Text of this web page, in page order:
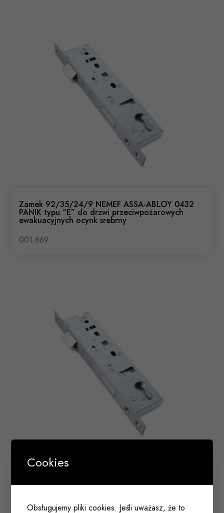
Zamek 92/35/24/9 NEMEF ASSA-ABLOY 0432
PANIK typu “E” do drzwi przeciwpożarowych
ewakuacyjnych ocynk srebrny
001 669
ewakuacyjnych prawy ocynk srebrny
001 614
Cookies
Obsługujemy pliki cookies. Jeśli uważasz, że to